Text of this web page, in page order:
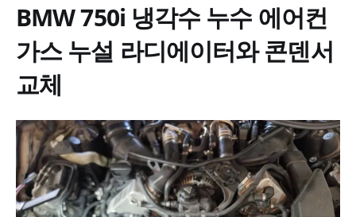
BMW 750i 냉각수 누수 에어컨
가스 누설 라디에이터와 콘덴서
교체